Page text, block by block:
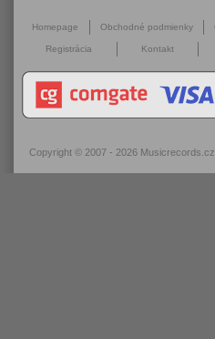
Homepage Obchodné podmienky
Registrácia Kontakt
Copyright © 2007 - 2026 Musicrecords.cz